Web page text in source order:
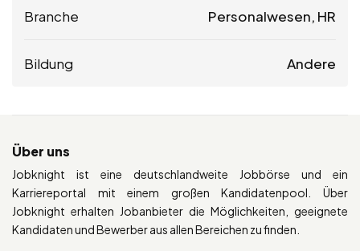
Branche Personalwesen, HR
Bildung Andere
Über uns
Jobknight ist eine deutschlandweite Jobbörse und ein
Karriereportal mit einem großen Kandidatenpool. Über
Jobknight erhalten Jobanbieter die Möglichkeiten, geeignete
Kandidaten und Bewerber aus allen Bereichen zu finden.